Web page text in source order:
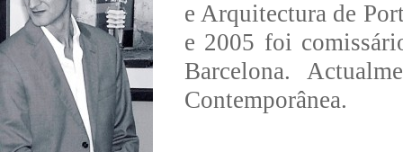
e Arquitectura de
e 2005 foi
Barcelona.
Contemporânea.